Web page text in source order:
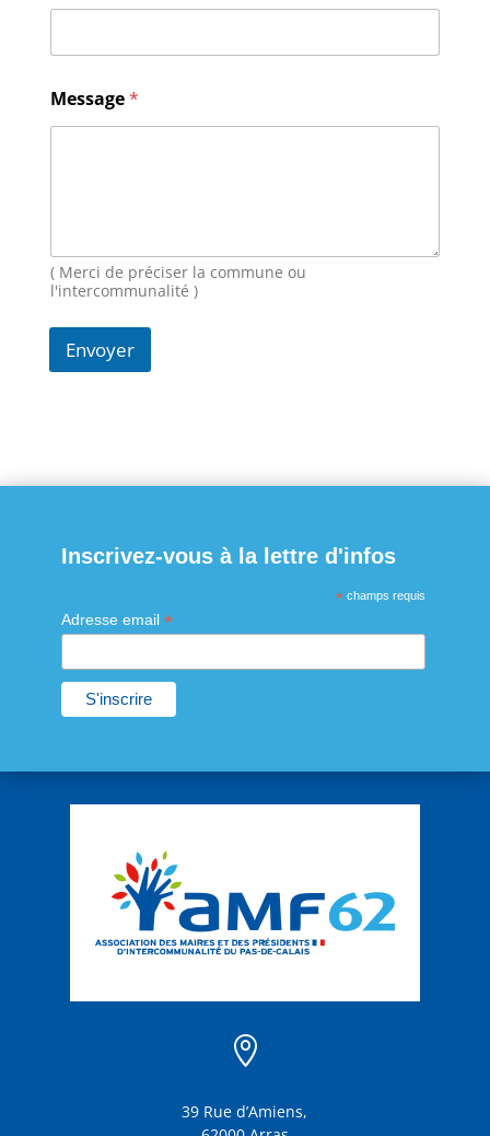
e
s
s
s
g
E
Message*
( Merci de préciser la commune ou
l'intercommunalité )
Envoyer
Inscrivez-vous à la lettre d'infos
* champs requis
Adresse email *

39 Rue d’Amiens,